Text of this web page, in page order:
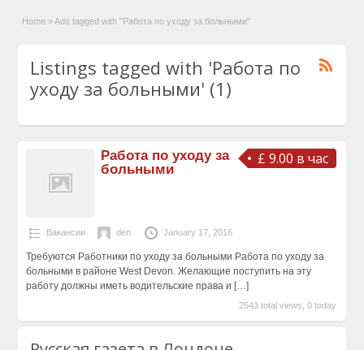
Home » Ads tagged with "Работа по уходу за больными"
Listings tagged with 'Работа по
уходу за больными' (1)
£ 9.00 в час
Работа по уходу за
больными
Вакансии den January 17, 2016
Требуются Работники по уходу за больными Работа по уходу за
больными в районе West Devon. Желающие поступить на эту
работу должны иметь водительские права и […]
2543 total views, 0 today